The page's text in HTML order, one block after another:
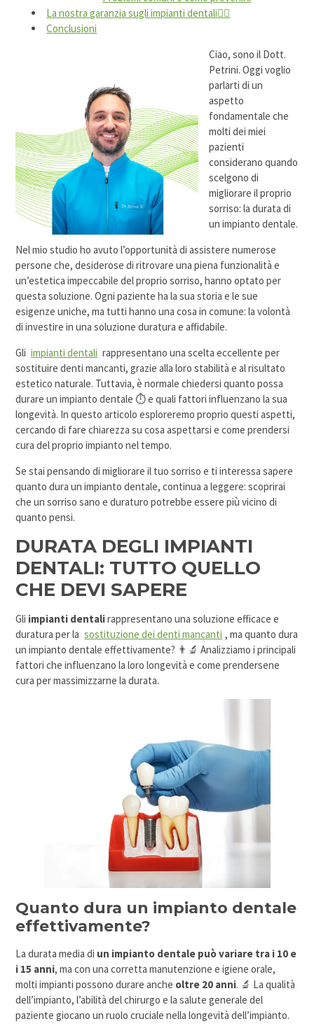
La nostra garanzia sugli impianti dentali👨‍⚕️
Conclusioni
Ciao, sono il Dott.
Petrini. Oggi voglio
parlarti di un
aspetto
fondamentale che
molti dei miei
pazienti
considerano quando
scelgono di
migliorare il proprio
sorriso: la durata di
un impianto dentale.
Nel mio studio ho avuto l’opportunità di assistere numerose
persone che, desiderose di ritrovare una piena funzionalità e
un’estetica impeccabile del proprio sorriso, hanno optato per
questa soluzione. Ogni paziente ha la sua storia e le sue
esigenze uniche, ma tutti hanno una cosa in comune: la volontà
di investire in una soluzione duratura e affidabile.
Gli impianti dentali rappresentano una scelta eccellente per
sostituire denti mancanti, grazie alla loro stabilità e al risultato
estetico naturale. Tuttavia, è normale chiedersi quanto possa
durare un impianto dentale ⏱️ e quali fattori influenzano la sua
longevità. In questo articolo esploreremo proprio questi aspetti,
cercando di fare chiarezza su cosa aspettarsi e come prendersi
cura del proprio impianto nel tempo.
Se stai pensando di migliorare il tuo sorriso e ti interessa sapere
quanto dura un impianto dentale, continua a leggere: scoprirai
che un sorriso sano e duraturo potrebbe essere più vicino di
quanto pensi.
DURATA DEGLI IMPIANTI
DENTALI: TUTTO QUELLO
CHE DEVI SAPERE
Gli impianti dentalirappresentano una soluzione efficace e
duratura per la sostituzione dei denti mancanti , ma quanto dura
un impianto dentale effettivamente? 👨‍🔬 Analizziamo i principali
fattori che influenzano la loro longevità e come prendersene
cura per massimizzarne la durata.
Quanto dura un impianto dentale
effettivamente?
La durata media di un impianto dentale può variare tra i 10 e
i 15 anni, ma con una corretta manutenzione e igiene orale,
molti impianti possono durare anche oltre 20 anni. 🔬 La qualità
dell’impianto, l’abilità del chirurgo e la salute generale del
paziente giocano un ruolo cruciale nella longevità dell’impianto.